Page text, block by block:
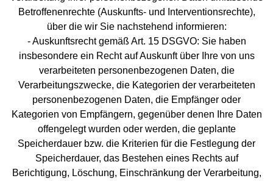
Betroffenenrechte (Auskunfts- und Interventionsrechte),
über die wir Sie nachstehend informieren:
- Auskunftsrecht gemäß Art. 15 DSGVO: Sie haben
insbesondere ein Recht auf Auskunft über Ihre von uns
verarbeiteten personenbezogenen Daten, die
Verarbeitungszwecke, die Kategorien der verarbeiteten
personenbezogenen Daten, die Empfänger oder
Kategorien von Empfängern, gegenüber denen Ihre Daten
offengelegt wurden oder werden, die geplante
Speicherdauer bzw. die Kriterien für die Festlegung der
Speicherdauer, das Bestehen eines Rechts auf
Berichtigung, Löschung, Einschränkung der Verarbeitung,